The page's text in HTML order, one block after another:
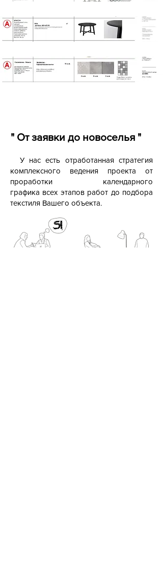
" От заявки до новоселья "
У нас есть отработанная стратегия
комплексного ведения проекта от
проработки календарного
графика всех этапов работ до подбора
текстиля Вашего объекта.